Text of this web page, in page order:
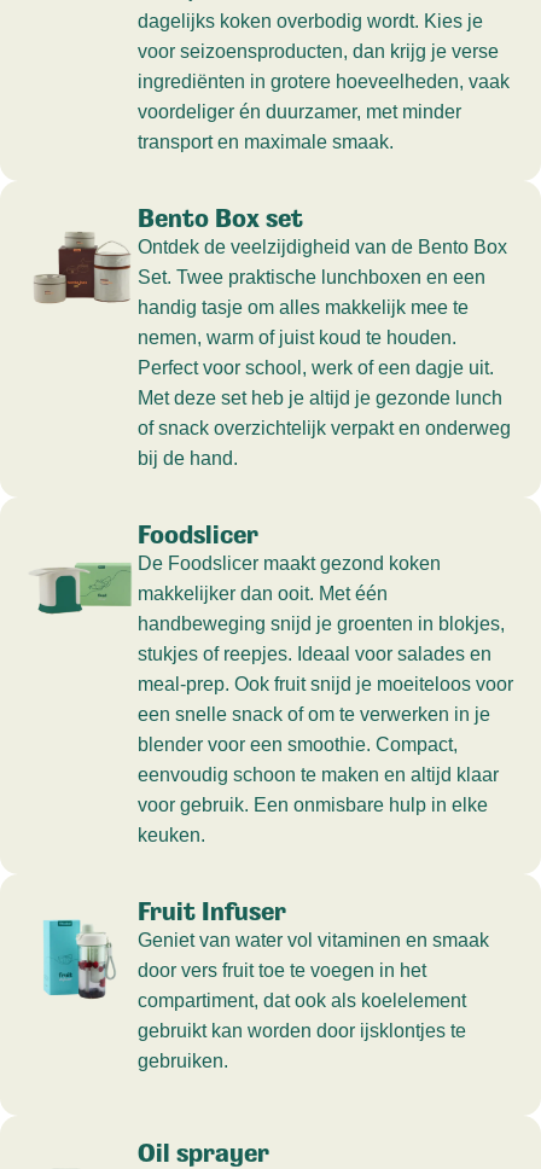
dagelijks koken overbodig wordt. Kies je
voor seizoensproducten, dan krijg je verse
ingrediënten in grotere hoeveelheden, vaak
voordeliger én duurzamer, met minder
transport en maximale smaak.
Bento Box set
Ontdek de veelzijdigheid van de Bento Box
Set. Twee praktische lunchboxen en een
handig tasje om alles makkelijk mee te
nemen, warm of juist koud te houden.
Perfect voor school, werk of een dagje uit.
Met deze set heb je altijd je gezonde lunch
of snack overzichtelijk verpakt en onderweg
bij de hand.
Foodslicer
De Foodslicer maakt gezond koken
makkelijker dan ooit. Met één
handbeweging snijd je groenten in blokjes,
stukjes of reepjes. Ideaal voor salades en
meal-prep. Ook fruit snijd je moeiteloos voor
een snelle snack of om te verwerken in je
blender voor een smoothie. Compact,
eenvoudig schoon te maken en altijd klaar
voor gebruik. Een onmisbare hulp in elke
keuken.
Fruit Infuser
Geniet van water vol vitaminen en smaak
door vers fruit toe te voegen in het
compartiment, dat ook als koelelement
gebruikt kan worden door ijsklontjes te
gebruiken.
Oil sprayer